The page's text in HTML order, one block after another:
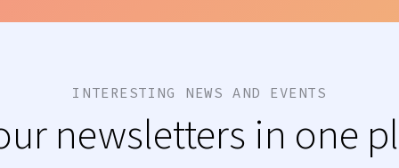
INTERESTING NEWS AND EVENTS
newsletters in one